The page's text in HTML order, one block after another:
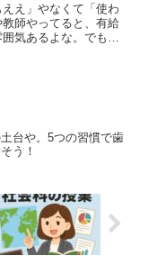
え」やなくて「使わ
師やってると、有給
気あるよな。でも、
台や。5つの習慣で歯
う！